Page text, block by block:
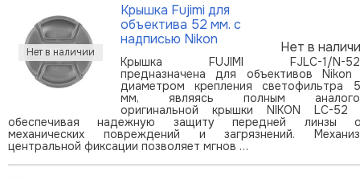
Нет в
Крышка Fujimi для
объектива 52 мм. с
надписью Nikon
Крышка FUJIMI FJLC-1/N-
предназначена для объективов Nikon
диаметром крепления светофильтра
мм, являясь полным
оригинальной крышки NIKON LC-52
обеспечивая надежную защиту передней линзы
механических повреждений и загрязнений.
центральной фиксации позволяет мгнов …